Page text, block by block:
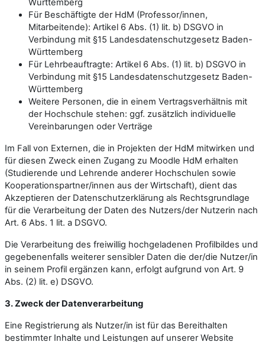
Württemberg
Für Beschäftigte der HdM (Professor/innen,
Mitarbeitende): Artikel 6 Abs. (1) lit. b) DSGVO in
Verbindung mit §15 Landesdatenschutzgesetz Baden-
Württemberg
Für Lehrbeauftragte: Artikel 6 Abs. (1) lit. b) DSGVO in
Verbindung mit §15 Landesdatenschutzgesetz Baden-
Württemberg
Weitere Personen, die in einem Vertragsverhältnis mit
der Hochschule stehen: ggf. zusätzlich individuelle
Vereinbarungen oder Verträge
Im Fall von Externen, die in Projekten der HdM mitwirken und
für diesen Zweck einen Zugang zu Moodle HdM erhalten
(Studierende und Lehrende anderer Hochschulen sowie
Kooperationspartner/innen aus der Wirtschaft), dient das
Akzeptieren der Datenschutzerklärung als Rechtsgrundlage
für die Verarbeitung der Daten des Nutzers/der Nutzerin nach
Art. 6 Abs. 1 lit. a DSGVO.
Die Verarbeitung des freiwillig hochgeladenen Profilbildes und
gegebenenfalls weiterer sensibler Daten die der/die Nutzer/in
in seinem Profil ergänzen kann, erfolgt aufgrund von Art. 9
Abs. (2) lit. e) DSGVO.
3. Zweck der Datenverarbeitung
Eine Registrierung als Nutzer/in ist für das Bereithalten
bestimmter Inhalte und Leistungen auf unserer Website